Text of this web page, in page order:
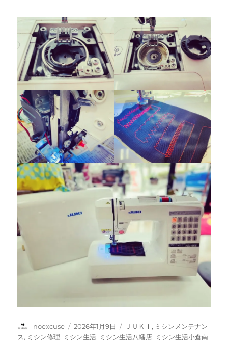
投
稿
noexcuse
投
稿
2026年1月9日
カ
テ
ＪＵＫＩ , ミシンメンテナン
ス, ミシン修理, ミシン生活, ミシン生活八幡店, ミシン生活小倉南